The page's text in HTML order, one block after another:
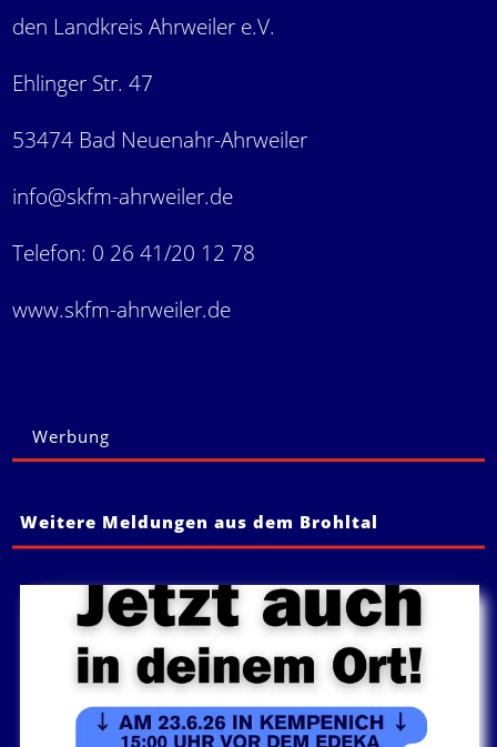
den Landkreis Ahrweiler e.V.
Ehlinger Str. 47
53474 Bad Neuenahr-Ahrweiler
info@skfm-ahrweiler.de
Telefon: 0 26 41/20 12 78
www.skfm-ahrweiler.de
Werbung
Weitere Meldungen aus dem Brohltal